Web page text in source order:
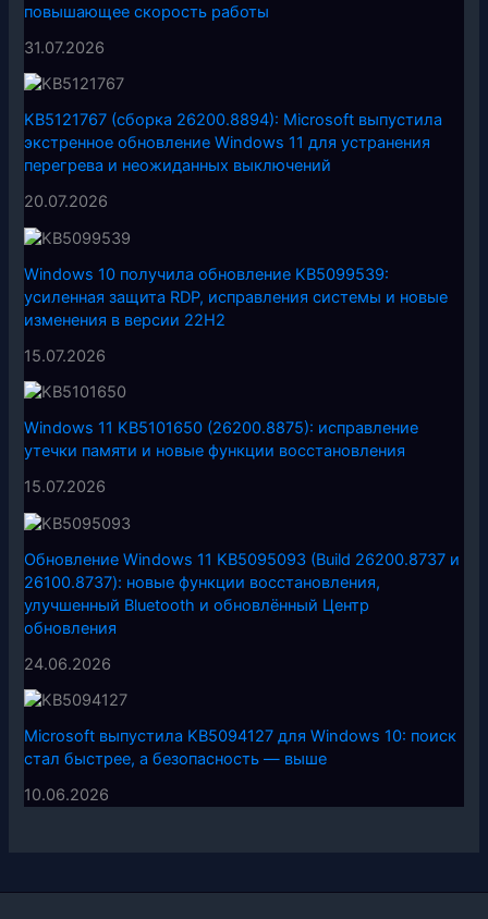
повышающее скорость работы
31.07.2026
KB5121767 (сборка 26200.8894): Microsoft выпустила
экстренное обновление Windows 11 для устранения
перегрева и неожиданных выключений
20.07.2026
Windows 10 получила обновление KB5099539:
усиленная защита RDP, исправления системы и новые
изменения в версии 22H2
15.07.2026
Windows 11 KB5101650 (26200.8875): исправление
утечки памяти и новые функции восстановления
15.07.2026
Обновление Windows 11 KB5095093 (Build 26200.8737 и
26100.8737): новые функции восстановления,
улучшенный Bluetooth и обновлённый Центр
обновления
24.06.2026
Microsoft выпустила KB5094127 для Windows 10: поиск
стал быстрее, а безопасность — выше
10.06.2026